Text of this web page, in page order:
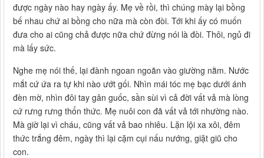
được ngày nào hay ngày ấy. Mẹ về rồi, thì chúng mày lại bồng
bế nhau chứ ai bồng cho nữa mà còn đòi. Tới khi ấy có muốn
đưa cho ai cũng chả được nữa chứ đừng nói là đòi. Thôi, ngủ đi
mà lấy sức.
Nghe mẹ nói thế, lại đành ngoan ngoãn vào giường nằm. Nước
mắt cứ ứa ra tự khi nào ướt gối. Nhìn mái tóc mẹ bạc dưới ánh
đèn mờ, nhìn đôi tay gân guốc, sần sùi vì cả đời vất vả mà lòng
cứ rưng rưng thổn thức. Mẹ nuôi con đã vất vả tới nhường nào.
Mà giờ lại vì cháu, cũng vất vả bao nhiêu. Lặn lội xa xôi, đêm
thức trắng đêm, ngày thì lại cặm cụi nấu nướng, giặt giũ cho
con.